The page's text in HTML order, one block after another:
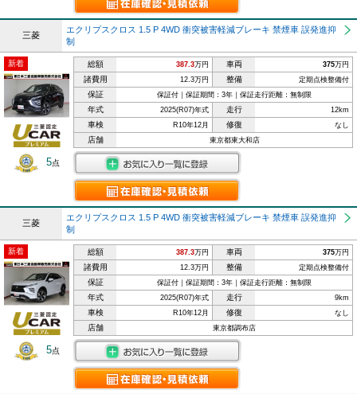
三菱
エクリプスクロス 1.5 P 4WD 衝突被害軽減ブレーキ 禁煙車 誤発進抑
制
新着
5点
総額 387.3万円 車両 375万円
諸費用 12.3万円 整備 定期点検整備付
保証 保証付｜保証期間：3年｜保証走行距離：無制限
年式 2025(R07)年式 走行 12km
車検 R10年12月 修復 なし
店舗 東京都東大和店
三菱
エクリプスクロス 1.5 P 4WD 衝突被害軽減ブレーキ 禁煙車 誤発進抑
制
新着
5点
総額 387.3万円 車両 375万円
諸費用 12.3万円 整備 定期点検整備付
保証 保証付｜保証期間：3年｜保証走行距離：無制限
年式 2025(R07)年式 走行 9km
車検 R10年12月 修復 なし
店舗 東京都調布店